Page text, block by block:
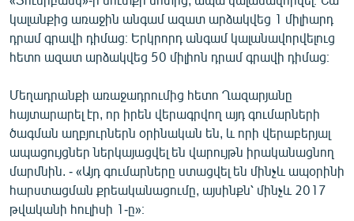
կալանքից առաջին անգամ ազատ արձակվեց 1 միլիարդ
դրամ գրավի դիմաց։ Երկրորդ անգամ կալանավորվելուց
հետո ազատ արձակվեց 50 միլիոն դրամ գրավի դիմաց։
Մեղադրանքի առաջադրումից հետո Ղազարյանը
հայտարարել էր, որ իրեն վերագրվող այդ գումարների
ծագման աղբյուրներն օրինական են, և որի վերաբերյալ
ապացույցներ ներկայացվել են վարույթն իրականացնող
մարմնին. - «Այդ գումարները ստացվել են մինչև ապօրինի
հարստացման քրեականացումը, այսինքն՝ մինչև 2017
թվականի հուլիսի 1-ը»։